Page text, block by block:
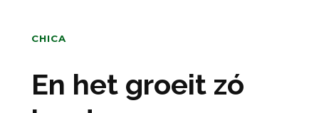
CHICA
En het groeit zó